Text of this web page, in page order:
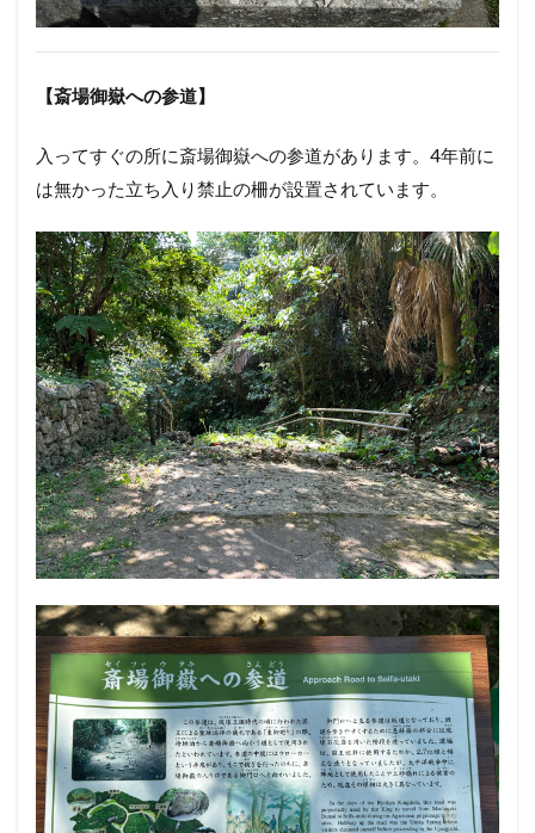
【斎場御嶽への参道】
入ってすぐの所に斎場御嶽への参道があります。4年前に
は無かった立ち入り禁止の柵が設置されています。